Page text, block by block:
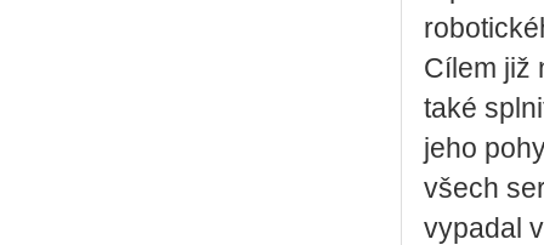
Cílem již
také
jeho
všech
vypadal